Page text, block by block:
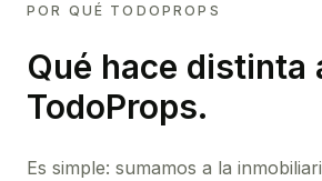
POR QUÉ TODOPROPS
Qué hace distinta
TodoProps.
Es simple: sumamos a la